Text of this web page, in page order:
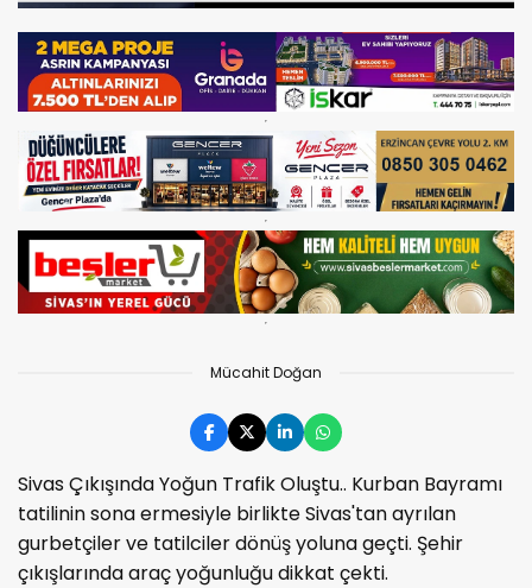
Mücahit Doğan
Sivas Çıkışında Yoğun Trafik Oluştu.. Kurban Bayramı
tatilinin sona ermesiyle birlikte Sivas'tan ayrılan
gurbetçiler ve tatilciler dönüş yoluna geçti. Şehir
çıkışlarında araç yoğunluğu dikkat çekti.